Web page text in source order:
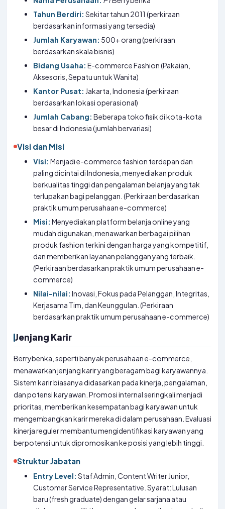
Tahun Berdiri: Sekitar tahun 2011 (perkiraan
berdasarkan informasi yang tersedia)
Jumlah Karyawan: 500+ orang (perkiraan
berdasarkan skala bisnis)
Bidang Usaha: E-commerce Fashion (Pakaian,
Aksesoris, Sepatu untuk Wanita)
Kantor Pusat: Jakarta, Indonesia (perkiraan
berdasarkan lokasi operasional)
Jumlah Cabang: Beberapa toko fisik di kota-kota
besar di Indonesia (jumlah bervariasi)
Visi dan Misi
Visi: Menjadi e-commerce fashion terdepan dan
paling dicintai di Indonesia, menyediakan produk
berkualitas tinggi dan pengalaman belanja yang tak
terlupakan bagi pelanggan. (Perkiraan berdasarkan
praktik umum perusahaan e-commerce)
Misi: Menyediakan platform belanja online yang
mudah digunakan, menawarkan berbagai pilihan
produk fashion terkini dengan harga yang kompetitif,
dan memberikan layanan pelanggan yang terbaik.
(Perkiraan berdasarkan praktik umum perusahaan e-
commerce)
Nilai-nilai: Inovasi, Fokus pada Pelanggan, Integritas,
Kerjasama Tim, dan Keunggulan. (Perkiraan
berdasarkan praktik umum perusahaan e-commerce)
Jenjang Karir
Berrybenka, seperti banyak perusahaan e-commerce,
menawarkan jenjang karir yang beragam bagi karyawannya.
Sistem karir biasanya didasarkan pada kinerja, pengalaman,
dan potensi karyawan. Promosi internal seringkali menjadi
prioritas, memberikan kesempatan bagi karyawan untuk
mengembangkan karir mereka di dalam perusahaan. Evaluasi
kinerja reguler membantu mengidentifikasi karyawan yang
berpotensi untuk dipromosikan ke posisi yang lebih tinggi.
Struktur Jabatan
Entry Level: Staf Admin, Content Writer Junior,
Customer Service Representative. Syarat: Lulusan
baru (fresh graduate) dengan gelar sarjana atau